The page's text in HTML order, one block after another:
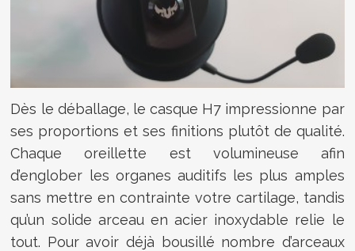
Dès le déballage, le casque H7 impressionne par
ses proportions et ses finitions plutôt de qualité.
Chaque oreillette est volumineuse afin
d’englober les organes auditifs les plus amples
sans mettre en contrainte votre cartilage, tandis
qu’un solide arceau en acier inoxydable relie le
tout. Pour avoir déjà bousillé nombre d’arceaux